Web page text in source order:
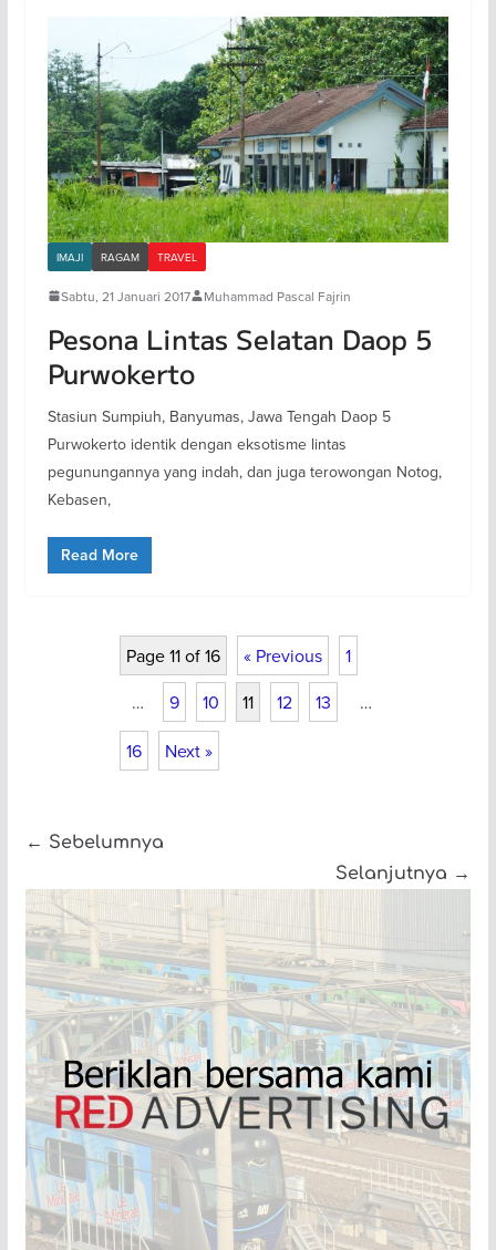
IMAJI RAGAM TRAVEL
Sabtu, 21 Januari 2017 Muhammad Pascal Fajrin
Pesona Lintas Selatan Daop 5
Purwokerto
Stasiun Sumpiuh, Banyumas, Jawa Tengah Daop 5
Purwokerto identik dengan eksotisme lintas
pegunungannya yang indah, dan juga terowongan Notog,
Kebasen,
Read More
Page 11 of 16 « Previous
1
…
9 10 11 12 13 …
16 Next »
← Sebelumnya
Selanjutnya →